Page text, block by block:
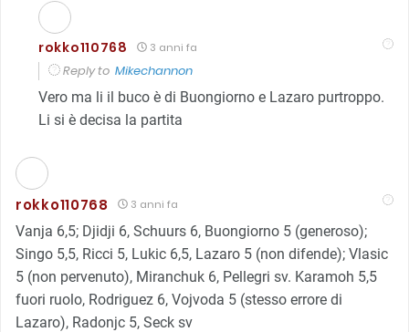
rokko110768 3 anni fa
Reply to Mikechannon
Vero ma li il buco è di Buongiorno e Lazaro purtroppo.
Li si è decisa la partita
rokko110768 3 anni fa
Vanja 6,5; Djidji 6, Schuurs 6, Buongiorno 5 (generoso);
Singo 5,5, Ricci 5, Lukic 6,5, Lazaro 5 (non difende); Vlasic
5 (non pervenuto), Miranchuk 6, Pellegri sv. Karamoh 5,5
fuori ruolo, Rodriguez 6, Vojvoda 5 (stesso errore di
Lazaro), Radonjc 5, Seck sv